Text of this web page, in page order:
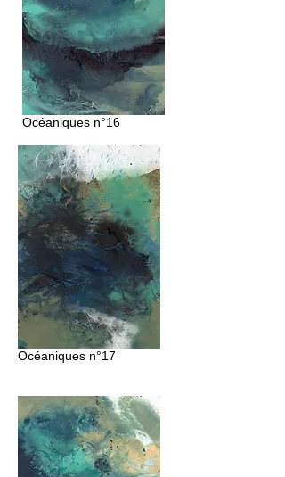
Océaniques n°16
Océaniques n°17